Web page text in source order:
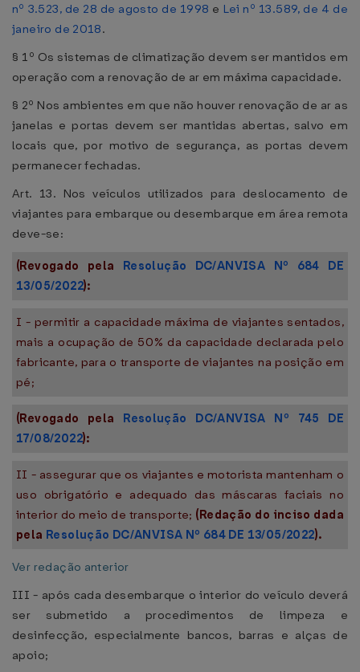
nº 3.523, de 28 de agosto de 1998 e Lei nº 13.589, de 4 de
janeiro de 2018.
§ 1º Os sistemas de climatização devem ser mantidos em
operação com a renovação de ar em máxima capacidade.
§ 2º Nos ambientes em que não houver renovação de ar as
janelas e portas devem ser mantidas abertas, salvo em
locais que, por motivo de segurança, as portas devem
permanecer fechadas.
Art. 13. Nos veículos utilizados para deslocamento de
viajantes para embarque ou desembarque em área remota
deve-se:
(Revogado pela Resolução DC/ANVISA Nº 684 DE
13/05/2022):
I - permitir a capacidade máxima de viajantes sentados,
mais a ocupação de 50% da capacidade declarada pelo
fabricante, para o transporte de viajantes na posição em
pé;
(Revogado pela Resolução DC/ANVISA Nº 745 DE
17/08/2022):
II - assegurar que os viajantes e motorista mantenham o
uso obrigatório e adequado das máscaras faciais no
interior do meio de transporte; (Redação do inciso dada
pela Resolução DC/ANVISA Nº 684 DE 13/05/2022).
Ver redação anterior
III - após cada desembarque o interior do veículo deverá
ser submetido a procedimentos de limpeza e
desinfecção, especialmente bancos, barras e alças de
apoio;